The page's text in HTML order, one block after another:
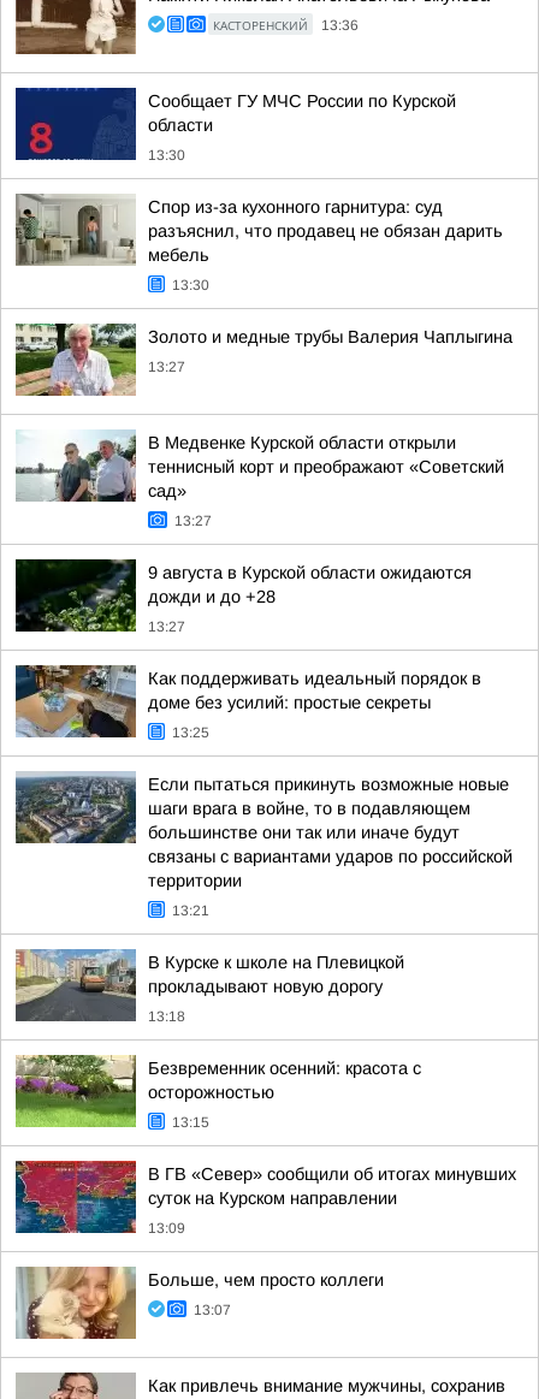
КАСТОРЕНСКИЙ 13:36
Сообщает ГУ МЧС России по Курской
области
13:30
Спор из-за кухонного гарнитура: суд
разъяснил, что продавец не обязан дарить
мебель
13:30
Золото и медные трубы Валерия Чаплыгина
13:27
В Медвенке Курской области открыли
теннисный корт и преображают «Советский
сад»
13:27
9 августа в Курской области ожидаются
дожди и до +28
13:27
Как поддерживать идеальный порядок в
доме без усилий: простые секреты
13:25
Если пытаться прикинуть возможные новые
шаги врага в войне, то в подавляющем
большинстве они так или иначе будут
связаны с вариантами ударов по российской
территории
13:21
В Курске к школе на Плевицкой
прокладывают новую дорогу
13:18
Безвременник осенний: красота с
осторожностью
13:15
В ГВ «Север» сообщили об итогах минувших
суток на Курском направлении
13:09
Больше, чем просто коллеги
13:07
Как привлечь внимание мужчины, сохранив